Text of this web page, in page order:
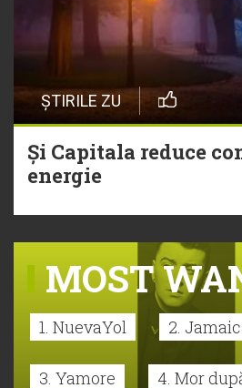
ȘTIRILE ZU
Și Capitala reduce
energie
MOST
1. NuevaYol 2.
3. Yamore 4. Mor